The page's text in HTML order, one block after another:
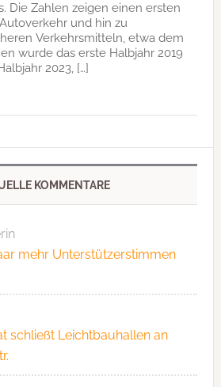
Die Zahlen zeigen einen ersten
und hin zu
Verkehrsmitteln, etwa dem
wurde das erste Halbjahr 2019
2023, […]
KOMMENTARE
mehr Unterstützerstimmen
schließt Leichtbauhallen an